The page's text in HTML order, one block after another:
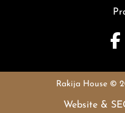
Rakija House ©
Website &
Rakija House ©
Website &